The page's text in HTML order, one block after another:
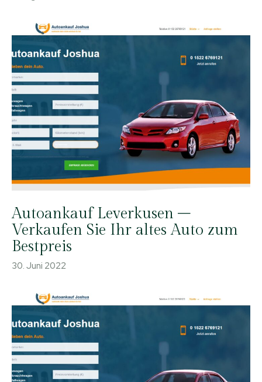
Autoankauf Leverkusen –
Verkaufen Sie Ihr altes Auto zum
Bestpreis
30. Juni 2022